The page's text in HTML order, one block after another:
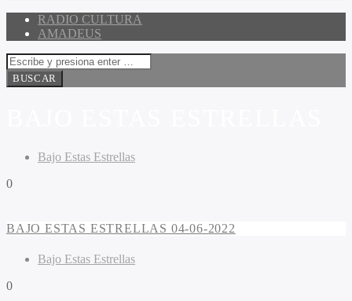
RADIO CULTURA
AMADEUS
Bajo Estas Estrellas
0
BAJO ESTAS ESTRELLAS 04-06-2022
Bajo Estas Estrellas
0